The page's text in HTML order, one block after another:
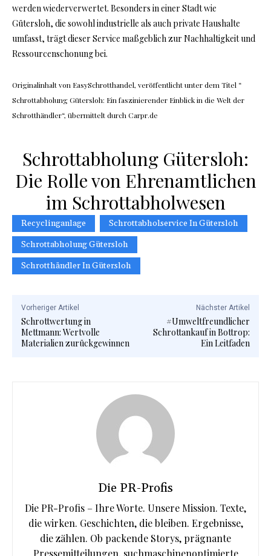
werden wiederverwertet. Besonders in einer Stadt wie
Gütersloh, die sowohl industrielle als auch private Haushalte
umfasst, trägt dieser Service maßgeblich zur Nachhaltigkeit und
Ressourcenschonung bei.
Originalinhalt von EasySchrotthandel, veröffentlicht unter dem Titel “
Schrottabholung Gütersloh: Ein faszinierender Einblick in die Welt der
Schrotthändler“, übermittelt durch Carpr.de
Schrottabholung Gütersloh:
Die Rolle von Ehrenamtlichen
im Schrottabholwesen
Recyclinganlage
Schrottabholservice In Gütersloh
Schrottabholung Gütersloh
Schrotthändler In Gütersloh
Vorheriger Artikel
Schrottwertung in
Mettmann: Wertvolle
Materialien zurückgewinnen
Nächster Artikel
#Umweltfreundlicher
Schrottankauf in Bottrop:
Ein Leitfaden
Die PR-Profis
Die PR-Profis – Ihre Worte. Unsere Mission. Texte,
die wirken. Geschichten, die bleiben. Ergebnisse,
die zählen. Ob packende Storys, prägnante
Pressemitteilungen, suchmaschinenoptimierte